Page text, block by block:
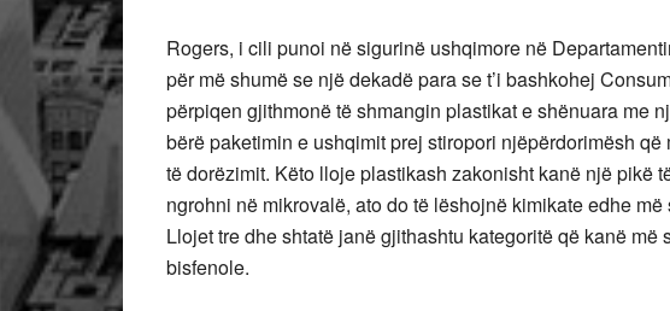
Rogers, i cili punoi në sigurinë ushqimore në
për më shumë se një dekadë para se t’i bashkohej
përpiqen gjithmonë të shmangin plastikat e shënuara me
bërë paketimin e ushqimit prej stiropori njëpërdorimësh
të dorëzimit. Këto lloje plastikash zakonisht kanë një pikë
ngrohni në mikrovalë, ato do të lëshojnë kimikate edhe më
Llojet tre dhe shtatë janë gjithashtu kategoritë që kanë
bisfenole.